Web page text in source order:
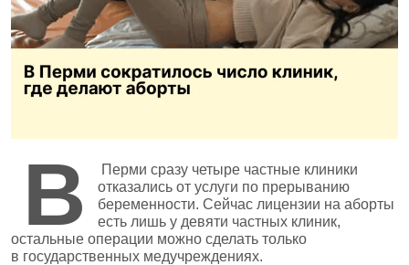
В
Перми сразу четыре частные клиники
отказались от услуги по прерыванию
беременности. Сейчас лицензии на аборты
есть лишь у девяти частных клиник,
остальные операции можно сделать только
в государственных медучреждениях.